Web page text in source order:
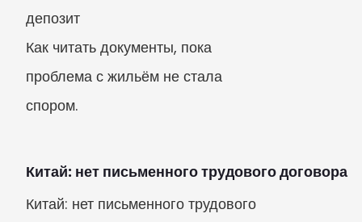
депозит
Как читать документы, пока
проблема с жильём не стала
спором.
Китай: нет письменного трудового договора
Китай: нет письменного трудового